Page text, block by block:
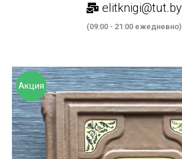
elitknigi@tut.by
(09:00 - 21:00 ежедневно)
Акция